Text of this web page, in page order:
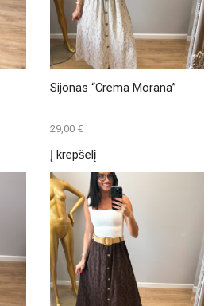
Sijonas “Crema Morana”
29,00 €
Į krepšelį